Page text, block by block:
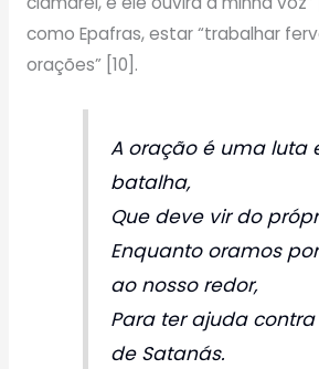
como Epafras, estar “trabalhar
orações” [10].
A oração é uma luta
batalha,
Que deve vir do
Enquanto oramos
ao nosso redor,
Para ter ajuda
de Satanás.